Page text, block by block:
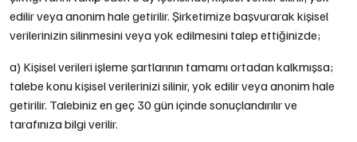
edilir veya anonim hale getirilir. Şirketimize başvurarak kişisel
verilerinizin silinmesini veya yok edilmesini talep ettiğinizde;
a) Kişisel verileri işleme şartlarının tamamı ortadan kalkmışsa;
talebe konu kişisel verilerinizi silinir, yok edilir veya anonim hale
getirilir. Talebiniz en geç 30 gün içinde sonuçlandırılır ve
tarafınıza bilgi verilir.